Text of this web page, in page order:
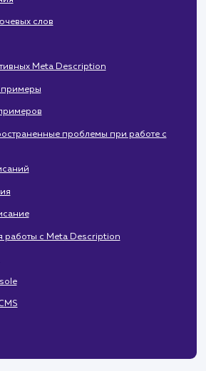
Description
слов
проблемы при работе с